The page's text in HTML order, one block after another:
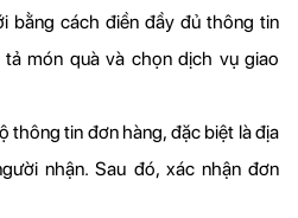
bằng cách điền đầy đủ thông tin
món quà và chọn dịch vụ giao
thông tin đơn hàng, đặc biệt là địa
nhận. Sau đó, xác nhận đơn